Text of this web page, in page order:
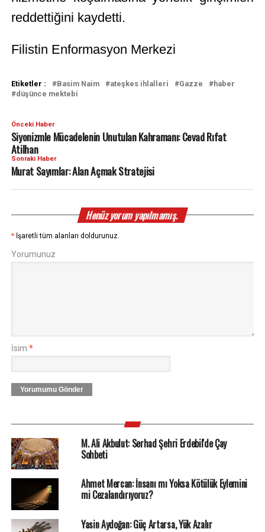
reddettiğini kaydetti.
Filistin Enformasyon Merkezi
Etiketler : Basim Naim ateşkes ihlalleri Gazze
haber
düşünce mektebi
Önceki Haber
Siyonizmle Mücadelenin Unutulan Kahramanı: Cevad Rıfat
Atilhan
Sonraki Haber
Murat Sayımlar: Alan Açmak Stratejisi
Henüz yorum yapılmamış.
* İşaretli tüm alanları doldurunuz.
Yorumunuz
İsim *
Yorumumu Gönder
M. Ali Akbulut: Serhad Şehri Erdebil'de Çay
Sohbeti
Ahmet Mercan: İnsanı mı Yoksa Kötülük Eylemini
mi Cezalandırıyoruz?
Yasin Aydoğan: Güç Artarsa, Yük Azalır